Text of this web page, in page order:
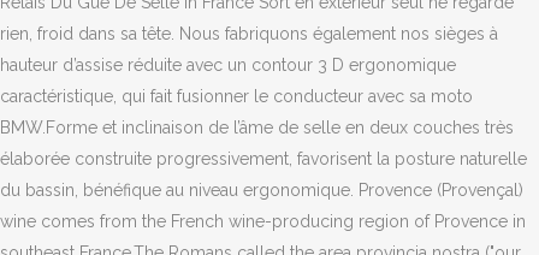
rien, froid dans sa tête. Nous fabriquons également nos sièges à
hauteur d’assise réduite avec un contour 3 D ergonomique
caractéristique, qui fait fusionner le conducteur avec sa moto
BMW.Forme et inclinaison de l’âme de selle en deux couches très
élaborée construite progressivement, favorisent la posture naturelle
du bassin, bénéfique au niveau ergonomique. Provence (Provençal)
wine comes from the French wine-producing region of Provence in